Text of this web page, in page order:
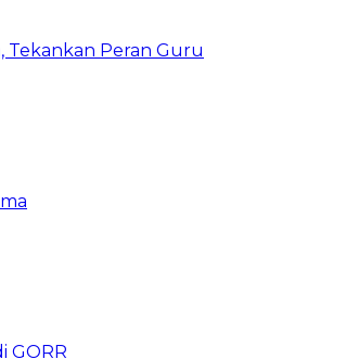
Tekankan Peran Guru
GORR